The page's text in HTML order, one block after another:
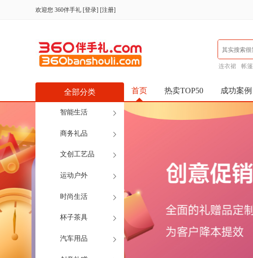
欢迎您 360伴手礼 [登录] [注册]
连衣裙 帐篷
首页 热卖TOP50 成功案例
全部分类
智能生活
商务礼品
文创工艺品
运动户外
时尚生活
杯子茶具
汽车用品